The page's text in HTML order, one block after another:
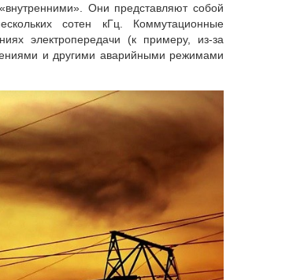
Они представляют собой
сотен кГц. Коммутационные
электропередачи (к примеру, из-за
и другими аварийными режимами